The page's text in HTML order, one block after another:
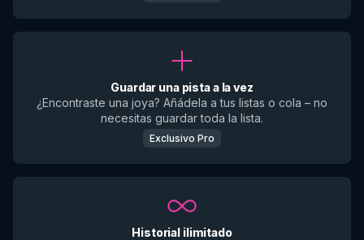
Guardar una pista a la vez
¿Encontraste una joya? Añádela a tus listas o cola – no
necesitas guardar toda la lista.
Exclusivo Pro
Historial ilimitado